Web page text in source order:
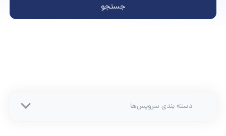
جستجو
دسته بندی سرویس‌ها